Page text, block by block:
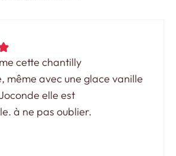
cette chantilly
même avec une glace vanille
elle est
à ne pas oublier.